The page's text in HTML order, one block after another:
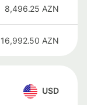
8,496.25 AZN
16,992.50 AZN
USD